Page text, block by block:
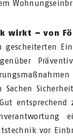
wirkt – von
gescheiterten
Sachen
vor